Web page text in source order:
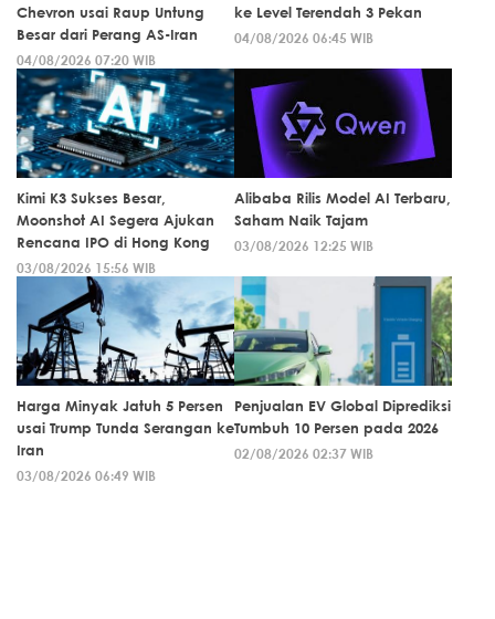
Chevron usai Raup Untung
Besar dari Perang AS-Iran
04/08/2026 07:20 WIB
ke Level Terendah 3 Pekan
04/08/2026 06:45 WIB
Kimi K3 Sukses Besar,
Moonshot AI Segera Ajukan
Rencana IPO di Hong Kong
03/08/2026 15:56 WIB
Alibaba Rilis Model AI Terbaru,
Saham Naik Tajam
03/08/2026 12:25 WIB
Harga Minyak Jatuh 5 Persen
usai Trump Tunda Serangan ke
Iran
03/08/2026 06:49 WIB
Penjualan EV Global Diprediksi
Tumbuh 10 Persen pada 2026
02/08/2026 02:37 WIB